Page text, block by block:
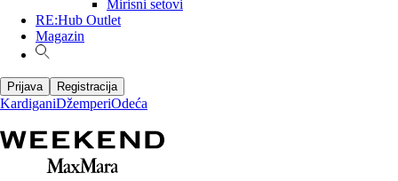
Mirisni setovi
RE:Hub Outlet
Magazin
Prijava Registracija
KardiganiDžemperiOdeća